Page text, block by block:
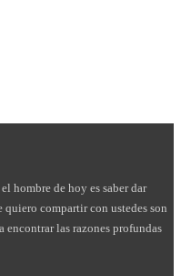
hombre de hoy es saber dar
quiero compartir con ustedes son
encontrar las razones profundas